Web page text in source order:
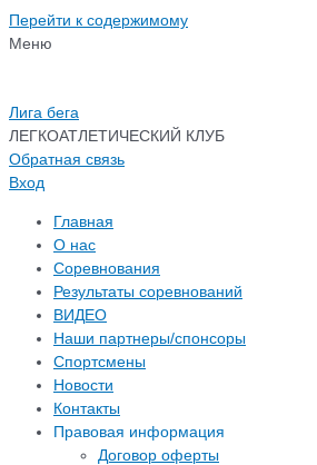
Перейти к содержимому
Меню
Лига бега
ЛЕГКОАТЛЕТИЧЕСКИЙ КЛУБ
Обратная связь
Вход
Главная
О нас
Соревнования
Результаты соревнований
ВИДЕО
Наши партнеры/спонсоры
Спортсмены
Новости
Контакты
Правовая информация
Договор оферты